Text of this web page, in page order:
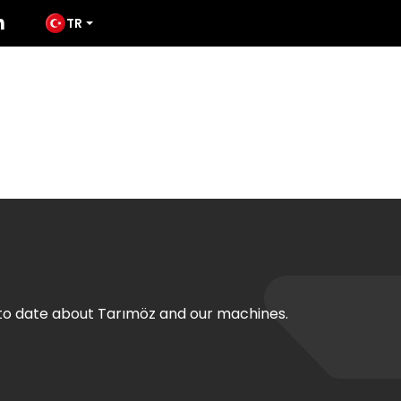
TR
date about Tarımöz and our machines.